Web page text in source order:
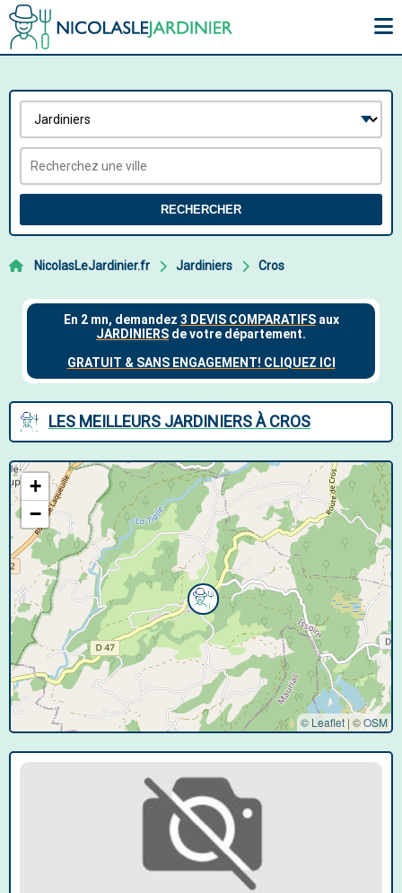
RECHERCHER
NicolasLeJardinier.fr Jardiniers Cros
LES MEILLEURS JARDINIERS À CROS
+
−
© Leaflet | ©OSM